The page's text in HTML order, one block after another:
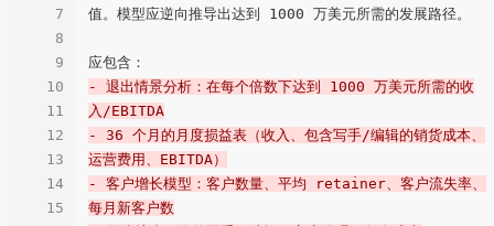
7
8
9
10
11
12
13
14
15
值。模型应逆向推导出达到 1000 万美元所需的发展路径。
- 退出情景分析：在每个倍数下达到 1000 万美元所需的收
入/EBITDA
- 36 个月的月度损益表（收入、包含写手/编辑的销货成本、
运营费用、EBITDA）
- 客户增长模型：客户数量、平均 retainer、客户流失率、
每月新客户数